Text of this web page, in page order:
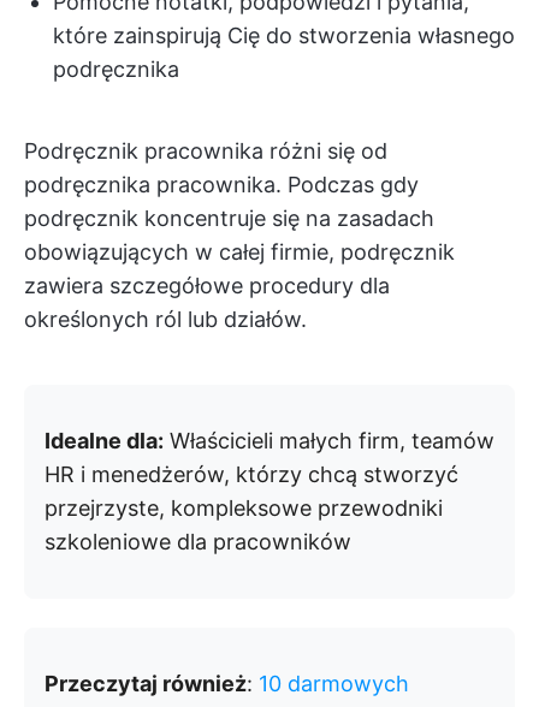
które zainspirują Cię do stworzenia własnego
podręcznika
Podręcznik pracownika różni się od
podręcznika pracownika. Podczas gdy
podręcznik koncentruje się na zasadach
obowiązujących w całej firmie, podręcznik
zawiera szczegółowe procedury dla
określonych ról lub działów.
Idealne dla: Właścicieli małych firm, teamów
HR i menedżerów, którzy chcą stworzyć
przejrzyste, kompleksowe przewodniki
szkoleniowe dla pracowników
Przeczytaj również: 10 darmowych